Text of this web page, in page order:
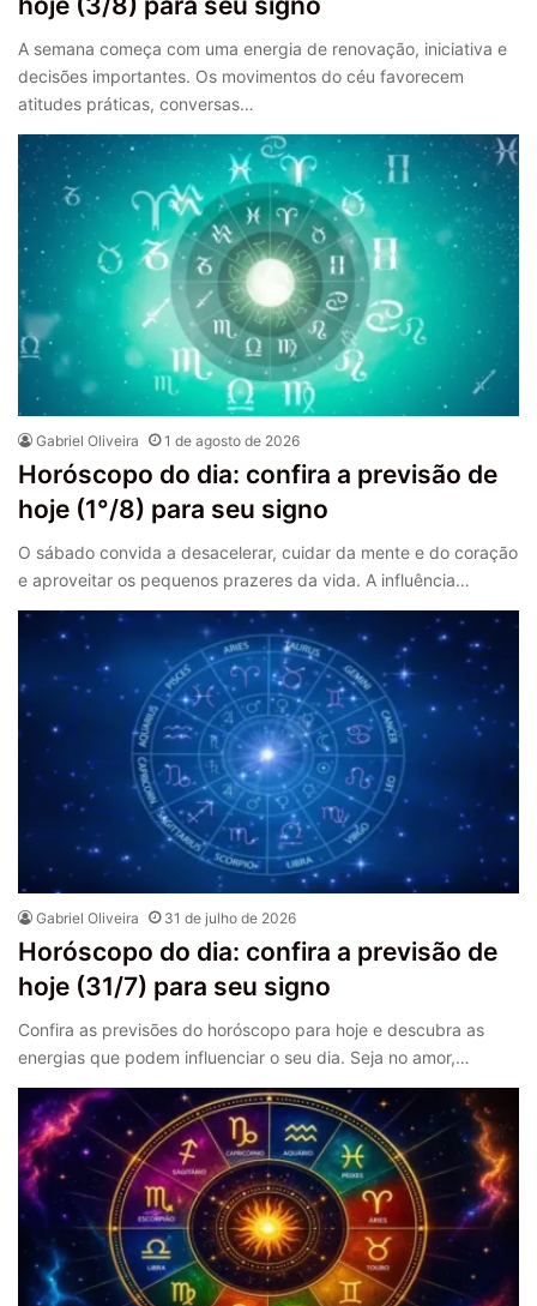
A semana começa com uma energia de renovação, iniciativa e
decisões importantes. Os movimentos do céu favorecem
atitudes práticas, conversas…
Gabriel Oliveira 1 de agosto de 2026
Horóscopo do dia: confira a previsão de
hoje (1°/8) para seu signo
O sábado convida a desacelerar, cuidar da mente e do coração
e aproveitar os pequenos prazeres da vida. A influência…
Gabriel Oliveira 31 de julho de 2026
Horóscopo do dia: confira a previsão de
hoje (31/7) para seu signo
Confira as previsões do horóscopo para hoje e descubra as
energias que podem influenciar o seu dia. Seja no amor,…